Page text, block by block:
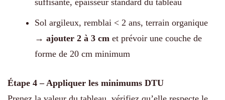
Sol argileux, remblai < 2 ans, terrain organique
→ ajouter 2 à 3 cm et prévoir une couche de
forme de 20 cm minimum
Étape 4 – Appliquer les minimums DTU